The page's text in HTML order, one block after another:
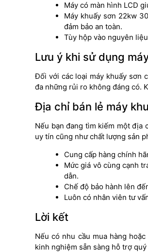
Máy có màn hình LCD
Máy khuấy sơn 22kw
đảm bảo an toàn.
Tùy hộp vào nguyên
Lưu ý khi sử dụng
Đối với các loại máy khuấy sơn
đa những rủi ro không đáng có.
Địa chỉ bán lẻ máy
Nếu bạn đang tìm kiếm một địa
uy tín cũng như chất lượng sản
Cung cấp hàng chính
Mức giá vô cùng cạnh
dẫn.
Chế độ bảo hành lên
Luôn có nhân viên tư
Lời kết
Nếu có nhu cầu mua hàng
kinh nghiệm sẵn sàng hỗ trợ